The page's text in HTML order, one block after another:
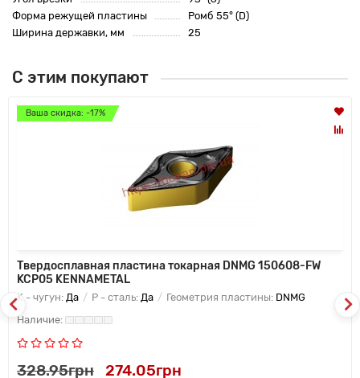
Форма режущей пластины
Ромб 55° (D)
Ширина державки, мм
25
С этим покупают
Ваша скидка: -17%
Твердосплавная пластина токарная DNMG 150608-FW
KCP05 KENNAMETAL
K - чугун: Да P - сталь: Да Геометрия пластины: DNMG
328.95грн 274.05грн